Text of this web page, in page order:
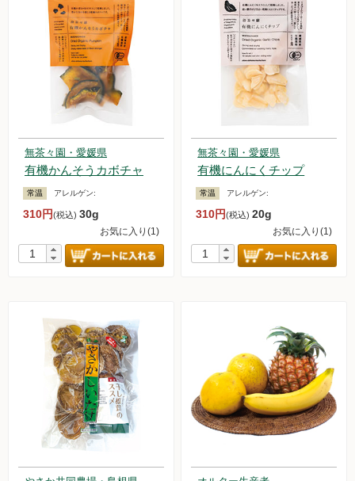
無茶々園・愛媛県
有機かんそうカボチャ
常温 アレルゲン:
310円(税込) 30g
お気に入り(1)
無茶々園・愛媛県
有機にんにくチップ
常温 アレルゲン:
310円(税込)20g
お気に入り(1)